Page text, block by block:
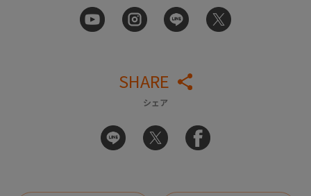
SHARE
シェア